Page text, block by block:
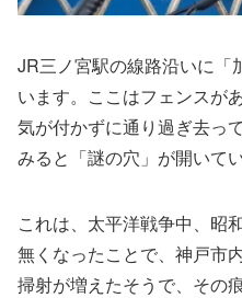
JR三ノ宮駅の線路沿いに「
います。ここはフェンスが
気が付かずに通り過ぎ去っ
みると「謎の穴」が開いてい
これは、太平洋戦争中、昭
無くなったことで、神戸市
掃射が増えたそうで、その